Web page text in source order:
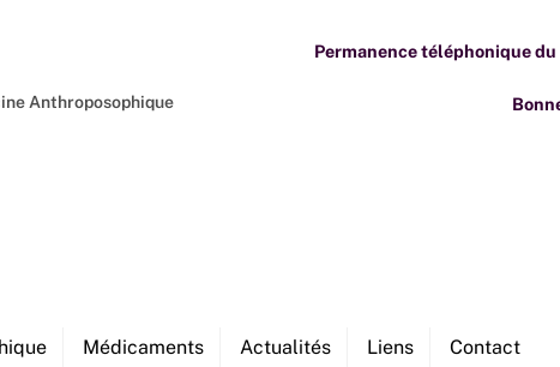
Anthroposophique
Médicaments Actualités Liens Contact
Permanence téléphonique du